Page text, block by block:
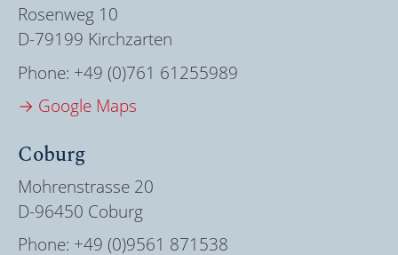
Rosenweg 10
D-79199 Kirchzarten
Phone: +49 (0)761 61255989
→ Google Maps
Coburg
Mohrenstrasse 20
D-96450 Coburg
Phone: +49 (0)9561 871538